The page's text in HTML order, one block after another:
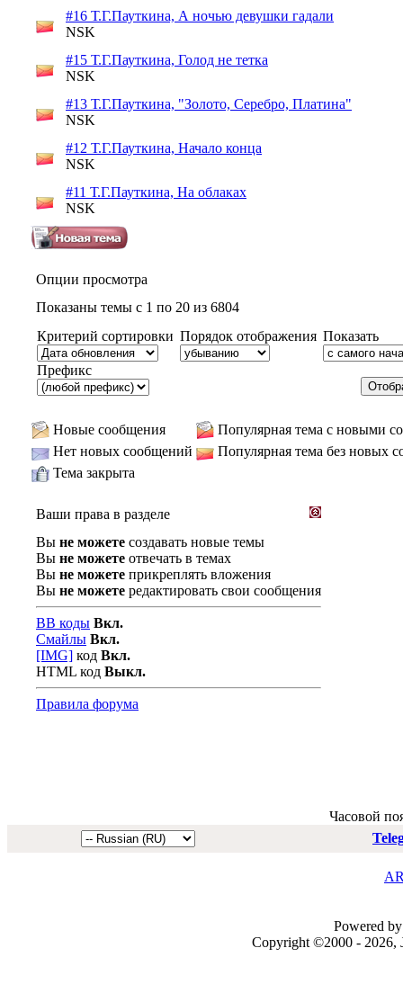
#16 Т.Г.Пауткина, А ночью девушки гадали
NSK
#15 Т.Г.Пауткина, Голод не тетка
NSK
#13 Т.Г.Пауткина, "Золото, Серебро, Платина"
NSK
#12 Т.Г.Пауткина, Начало конца
NSK
#11 Т.Г.Пауткина, На облаках
NSK
Опции просмотра
Показаны темы с 1 по 20 из 6804
Критерий сортировки Порядок отображения Показать
Префикс
Новые сообщения
Популярная тема с новыми
Нет новых сообщений
Популярная тема без новых
Тема закрыта
Ваши права в разделе
Вы не можете создавать новые темы
Вы не можете отвечать в темах
Вы не можете прикреплять вложения
Вы не можете редактировать свои сообщения
BB коды Вкл.
Смайлы Вкл.
[IMG] код Вкл.
HTML код Выкл.
Правила форума
Часовой
Powered
Copyright ©2000 - 2026,